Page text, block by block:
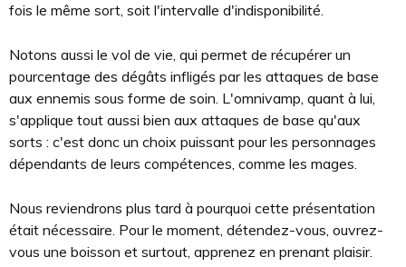
fois le même sort, soit l'intervalle d'indisponibilité.
Notons aussi le vol de vie, qui permet de récupérer un
pourcentage des dégâts infligés par les attaques de base
aux ennemis sous forme de soin. L'omnivamp, quant à lui,
s'applique tout aussi bien aux attaques de base qu'aux
sorts : c'est donc un choix puissant pour les personnages
dépendants de leurs compétences, comme les mages.
Nous reviendrons plus tard à pourquoi cette présentation
était nécessaire. Pour le moment, détendez-vous, ouvrez-
vous une boisson et surtout, apprenez en prenant plaisir.